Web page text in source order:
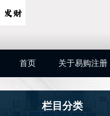
首页 关于易购注册
栏目分类